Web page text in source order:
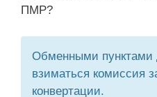
ПМР?
Обменными пунктами
взиматься комиссия
конвертации.